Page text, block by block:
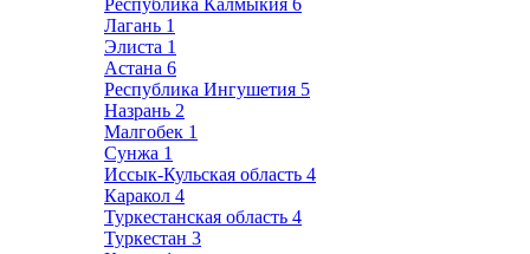
Республика Калмыкия 6
Лагань 1
Элиста 1
Астана 6
Республика Ингушетия 5
Назрань 2
Малгобек 1
Сунжа 1
Иссык-Кульская область 4
Каракол 4
Туркестанская область 4
Туркестан 3